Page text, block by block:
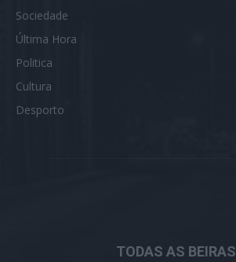
Sociedade
Última Hora
Politica
Cultura
Desporto
TODAS AS BEIRAS